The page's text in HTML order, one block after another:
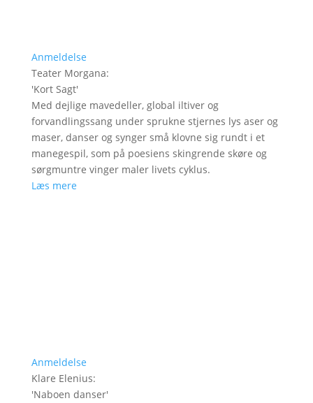
Anmeldelse
Teater Morgana:
'Kort Sagt'
Med dejlige mavedeller, global iltiver og
forvandlingssang under sprukne stjernes lys aser og
maser, danser og synger små klovne sig rundt i et
manegespil, som på poesiens skingrende skøre og
sørgmuntre vinger maler livets cyklus.
Læs mere
Anmeldelse
Klare Elenius:
'Naboen danser'